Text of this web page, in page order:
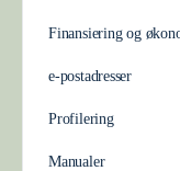
Finansiering og
e-postadresser
Profilering
Manualer